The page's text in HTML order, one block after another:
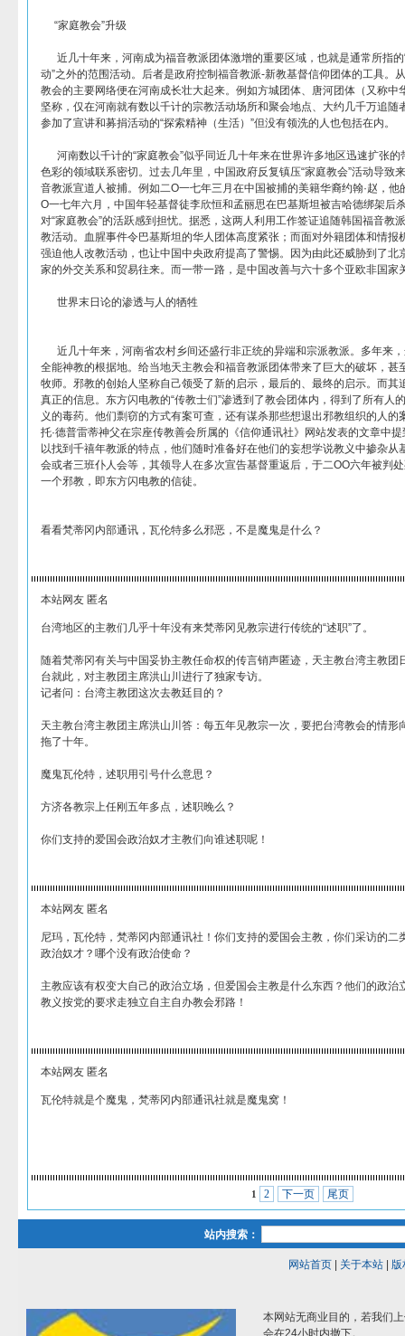
“家庭教会”升级
近几十年来，河南成为福音教派团体激增的重要区域，也就是通常所指的
动”之外的范围活动。后者是政府控制福音教派-新教基督信仰团体的工具。
教会的主要网络便在河南成长壮大起来。例如方城团体、唐河团体（又称中
坚称，仅在河南就有数以千计的宗教活动场所和聚会地点、大约几千万追随
参加了宣讲和募捐活动的“探索精神（生活）”但没有领洗的人也包括在内。
河南数以千计的“家庭教会”似乎同近几十年来在世界许多地区迅速扩张的
色彩的领域联系密切。过去几年里，中国政府反复镇压“家庭教会”活动导致
音教派宣道人被捕。例如二O一七年三月在中国被捕的美籍华裔约翰·赵，
O一七年六月，中国年轻基督徒李欣恒和孟丽思在巴基斯坦被吉哈德绑架后
对“家庭教会”的活跃感到担忧。据悉，这两人利用工作签证追随韩国福音教
教活动。血腥事件令巴基斯坦的华人团体高度紧张；而面对外籍团体和情报
强迫他人改教活动，也让中国中央政府提高了警惕。因为由此还威胁到了北
家的外交关系和贸易往来。而一带一路，是中国改善与六十多个亚欧非国家
世界末日论的渗透与人的牺牲
近几十年来，河南省农村乡间还盛行非正统的异端和宗派教派。多年来
全能神教的根据地。给当地天主教会和福音教派团体带来了巨大的破坏，甚
牧师。邪教的创始人坚称自己领受了新的启示，最后的、最终的启示。而其
真正的信息。东方闪电教的“传教士们”渗透到了教会团体内，得到了所有人
义的毒药。他们剽窃的方式有案可查，还有谋杀那些想退出邪教组织的人的
托·德普雷蒂神父在宗座传教善会所属的《信仰通讯社》网站发表的文章中
以找到千禧年教派的特点，他们随时准备好在他们的妄想学说教义中掺杂从
会或者三班仆人会等，其领导人在多次宣告基督重返后，于二OO六年被判
一个邪教，即东方闪电教的信徒。
看看梵蒂冈内部通讯，瓦伦特多么邪恶，不是魔鬼是什么？
本站网友 匿名
台湾地区的主教们几乎十年没有来梵蒂冈见教宗进行传统的“述职”了。
随着梵蒂冈有关与中国妥协主教任命权的传言销声匿迹，天主教台湾主教团
台就此，对主教团主席洪山川进行了独家专访。
记者问：台湾主教团这次去教廷目的？
天主教台湾主教团主席洪山川答：每五年见教宗一次，要把台湾教会的情形
拖了十年。
魔鬼瓦伦特，述职用引号什么意思？
方济各教宗上任刚五年多点，述职晚么？
你们支持的爱国会政治奴才主教们向谁述职呢！
本站网友 匿名
尼玛，瓦伦特，梵蒂冈内部通讯社！你们支持的爱国会主教，你们采访的二
政治奴才？哪个没有政治使命？
主教应该有权变大自己的政治立场，但爱国会主教是什么东西？他们的政治
教义按党的要求走独立自主自办教会邪路！
本站网友 匿名
瓦伦特就是个魔鬼，梵蒂冈内部通讯社就是魔鬼窝！
1 2 下一页 尾页
站内搜索：
网站首页| 关于本站| 版
本网站无商业目的，若我们
会在24小时内撤下。